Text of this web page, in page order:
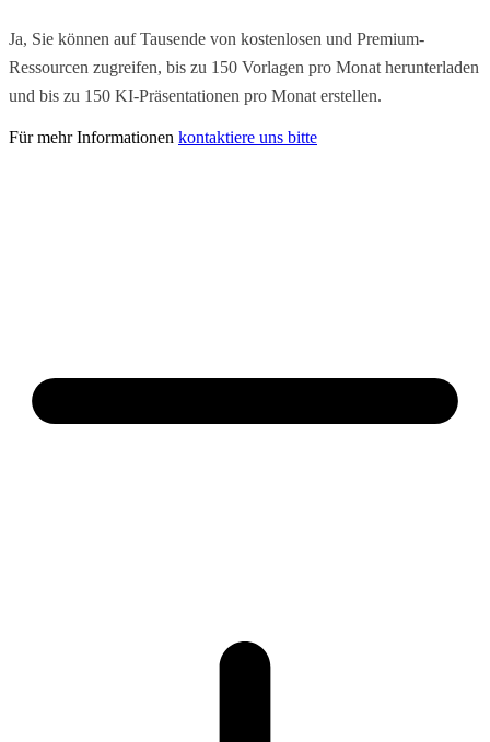
Ja, Sie können auf Tausende von kostenlosen und Premium-
Ressourcen zugreifen, bis zu 150 Vorlagen pro Monat herunterladen
und bis zu 150 KI-Präsentationen pro Monat erstellen.
Für mehr Informationen kontaktiere uns bitte